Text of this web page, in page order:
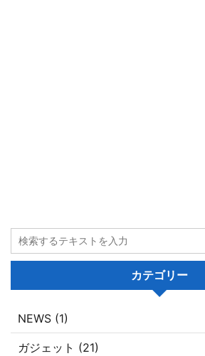
カテゴリー
NEWS (1)
ガジェット (21)